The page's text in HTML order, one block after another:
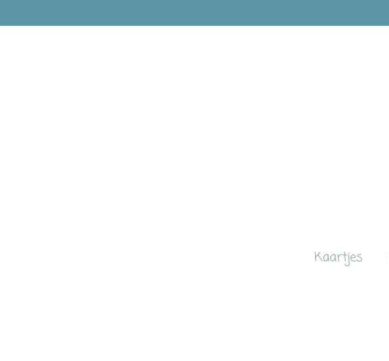
direct
Kaartjes